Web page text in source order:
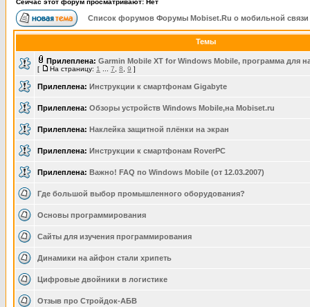
Сейчас этот форум просматривают: Нет
Список форумов Форумы Mobiset.Ru о мобильной связи
Темы
Прилеплена: Garmin Mobile XT for Windows Mobile, программа для
[ На страницу: 1 7 8 9 ]
Прилеплена: Инструкции к смартфонам Gigabyte
Прилеплена: Обзоры устройств Windows Mobile,на Mobiset.ru
Прилеплена: Наклейка защитной плёнки на экран
Прилеплена: Инструкции к смартфонам RoverPC
Прилеплена: Важно! FAQ по Windows Mobile (от 12.03.2007)
Где большой выбор промышленного оборудования?
Основы программирования
Сайты для изучения программирования
Динамики на айфон стали хрипеть
Цифровые двойники в логистике
Отзыв про Стройдок-АБВ